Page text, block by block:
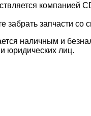
компанией
забрать запчасти со
наличным и
юридических лиц.